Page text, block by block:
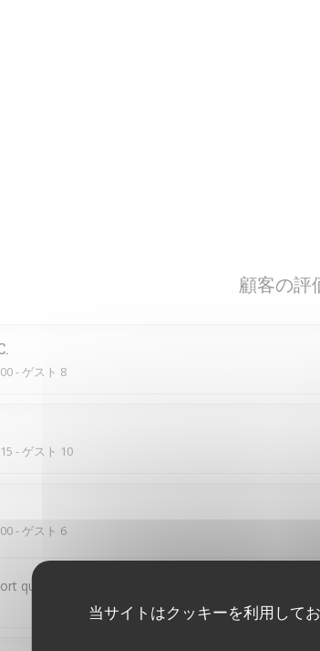
当サイトはクッキーを利用して
顧客の評
- ゲスト 8
- ゲスト 10
- ゲスト 6
qualité / prix. Tous les convives étaient très